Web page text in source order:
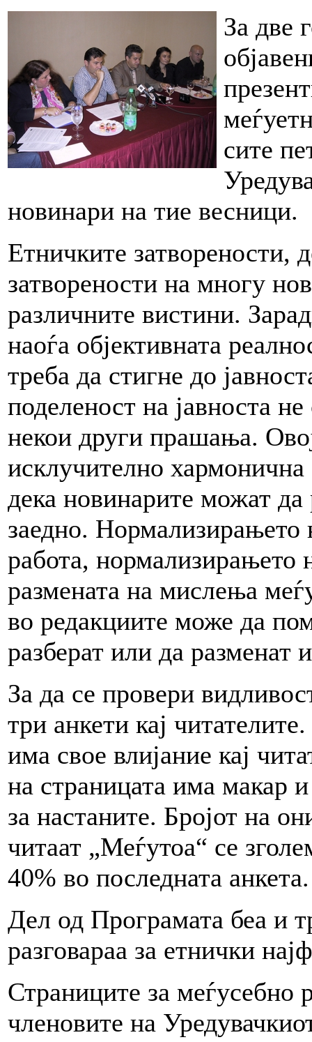
За две
сите
новинари на тие весници.
Етничките затворености,
затворености на многу
различните вистини.
наоѓа објективната
треба да стигне до
поделеност на јавноста
некои други прашања.
исклучително
дека новинарите можат
заедно. Нормализирањето
работа, нормализирањето
размената на мислења
во редакциите може да
разберат или да разменат
За да се провери
три анкети кај
има свое влијание кај
на страницата има макар
за настаните. Бројот на
читаат „Меѓутоа“ се
40% во последната анкета.
Дел од Програмата беа и
разговараа за етнички
Страниците за меѓусебно
членовите на